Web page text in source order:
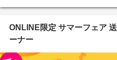
ONLINE限定 サマーフェア
ーナー